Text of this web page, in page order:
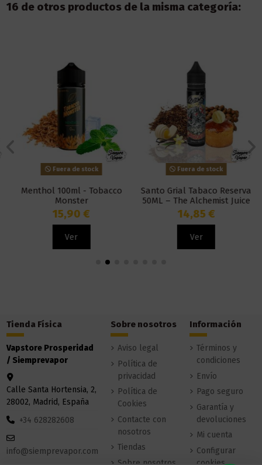
16 de otros productos de la misma categoría:
Fuera de stock
Menthol 100ml - Tobacco
Monster
15,90 €
Ver
Fuera de stock
Santo Grial Tabaco Reserva
50ML – The Alchemist Juice
14,85 €
Ver
Tienda Física
Vapstore Prosperidad
/ Siemprevapor
Calle Santa Hortensia, 2,
28002, Madrid, España
+34 628282608
info@siemprevapor.com
Sobre nosotros
Aviso legal
Política de
privacidad
Política de
Cookies
Contacte con
nosotros
Tiendas
Sobre nosotros
Información
Términos y
condiciones
Envío
Pago seguro
Garantía y
devoluciones
Mi cuenta
Configurar
cookies